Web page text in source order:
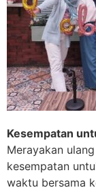
Kesempatan
Merayakan
kesempatan
waktu bersama